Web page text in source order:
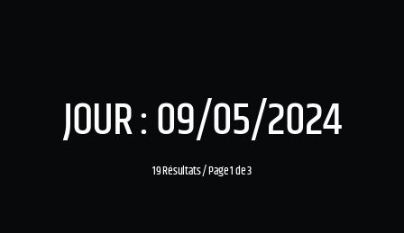
JOUR : 09/05/2024
19 Résultats / Page 1 de 3